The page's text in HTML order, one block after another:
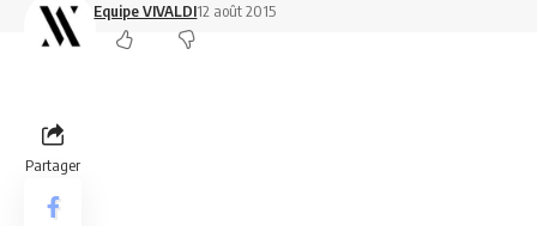
Equipe VIVALDI12 août 2015
Partager